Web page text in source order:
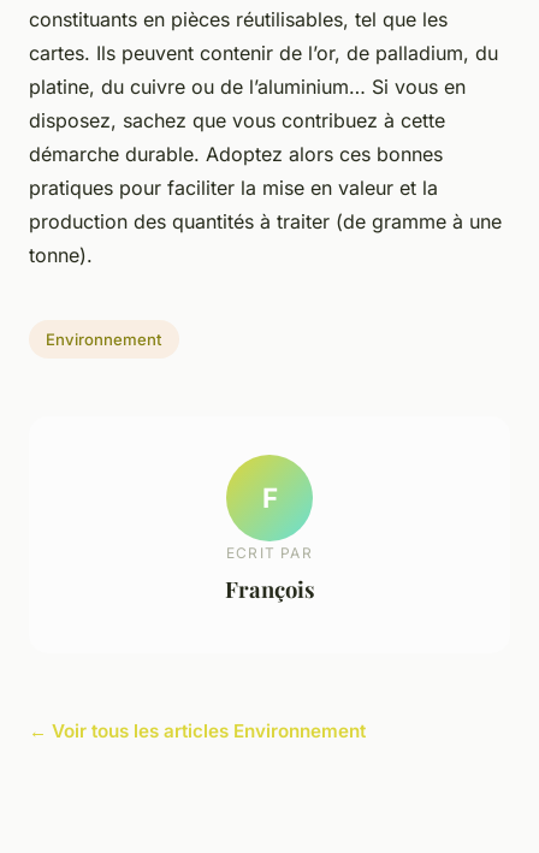
constituants en pièces réutilisables, tel que les
cartes. Ils peuvent contenir de l’or, de palladium, du
platine, du cuivre ou de l’aluminium… Si vous en
disposez, sachez que vous contribuez à cette
démarche durable. Adoptez alors ces bonnes
pratiques pour faciliter la mise en valeur et la
production des quantités à traiter (de gramme à une
tonne).
Environnement
F
ECRIT PAR
François
← Voir tous les articles Environnement